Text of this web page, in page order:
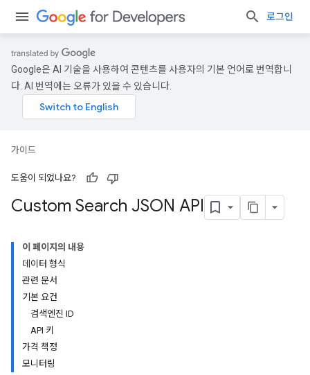
로그인
Google은 AI 기술을 사용하여 콘텐츠를 사용자의 기본 언어로 번역합니
다. AI 번역에는 오류가 있을 수 있습니다.
가이드
도움이 되었나요?
Custom Search JSON API
이 페이지의 내용
데이터 형식
관련 문서
기본 요건
검색엔진 ID
API 키
가격 책정
모니터링